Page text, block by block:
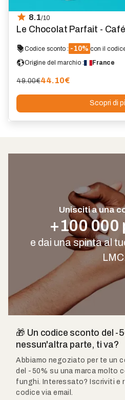
8.1/10
Le Chocolat Parfait -
Codice sconto : -10% con il
Origine del marchio :
France
49.00€44.10€
Scopri di
Unisciti a una
+100 000
e dai una spinta al
🎁 Un codice sconto del -
nessun'altra parte, ti va?
Abbiamo negoziato per te un
del -50% su una marca molto
funghi. Interessato? Iscriviti e
codice via email.